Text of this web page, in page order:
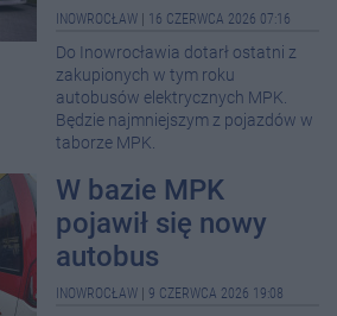
INOWROCŁAW 16 CZERWCA 2026 07:16
Do Inowrocławia dotarł ostatni z
zakupionych w tym roku
autobusów elektrycznych MPK.
Będzie najmniejszym z pojazdów w
taborze MPK.
W bazie MPK
pojawił się nowy
autobus
INOWROCŁAW 9 CZERWCA 2026 19:08